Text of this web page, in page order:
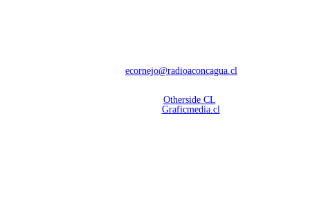
ecornejo@radioaconcagua.cl
Otherside CL
Graficmedia.cl